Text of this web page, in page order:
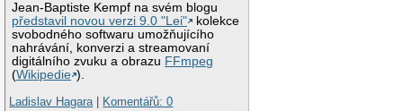
Jean-Baptiste Kempf na svém blogu
představil novou verzi 9.0 "Lei"
kolekce
svobodného softwaru umožňujícího
nahrávání, konverzi a streamovaní
digitálního zvuku a obrazu FFmpeg
(Wikipedie ).
Ladislav Hagara
Komentářů: 0